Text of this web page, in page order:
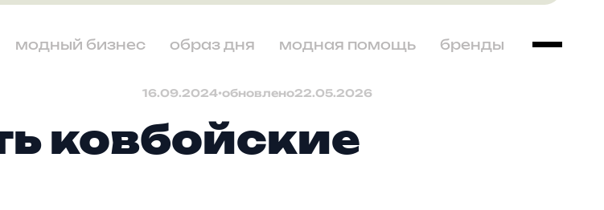
модный бизнес образ дня модная помощь бренды
16.09.2024•обновлено22.05.2026
ковбойские